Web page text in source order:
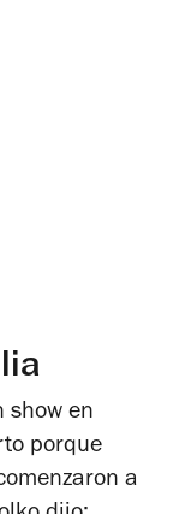
show en
porque
a